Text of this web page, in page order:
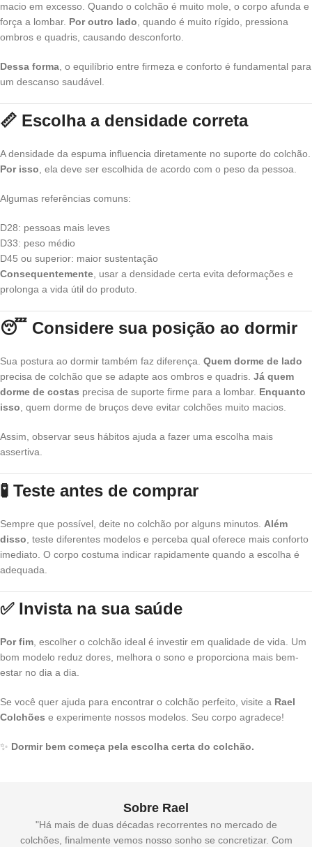
macio em excesso. Quando o colchão é muito mole, o corpo afunda e
força a lombar. Por outro lado, quando é muito rígido, pressiona
ombros e quadris, causando desconforto.
Dessa forma, o equilíbrio entre firmeza e conforto é fundamental para
um descanso saudável.
📏 Escolha a densidade correta
A densidade da espuma influencia diretamente no suporte do colchão.
Por isso, ela deve ser escolhida de acordo com o peso da pessoa.
Algumas referências comuns:
D28: pessoas mais leves
D33: peso médio
D45 ou superior: maior sustentação
Consequentemente, usar a densidade certa evita deformações e
prolonga a vida útil do produto.
😴 Considere sua posição ao dormir
Sua postura ao dormir também faz diferença. Quem dorme de lado
precisa de colchão que se adapte aos ombros e quadris. Já quem
dorme de costas precisa de suporte firme para a lombar. Enquanto
isso, quem dorme de bruços deve evitar colchões muito macios.
Assim, observar seus hábitos ajuda a fazer uma escolha mais
assertiva.
🧪 Teste antes de comprar
Sempre que possível, deite no colchão por alguns minutos. Além
disso, teste diferentes modelos e perceba qual oferece mais conforto
imediato. O corpo costuma indicar rapidamente quando a escolha é
adequada.
✅ Invista na sua saúde
Por fim, escolher o colchão ideal é investir em qualidade de vida. Um
bom modelo reduz dores, melhora o sono e proporciona mais bem-
estar no dia a dia.
Se você quer ajuda para encontrar o colchão perfeito, visite a Rael
Colchões e experimente nossos modelos. Seu corpo agradece!
✨ Dormir bem começa pela escolha certa do colchão.
Sobre Rael
"Há mais de duas décadas recorrentes no mercado de
colchões, finalmente vemos nosso sonho se concretizar. Com